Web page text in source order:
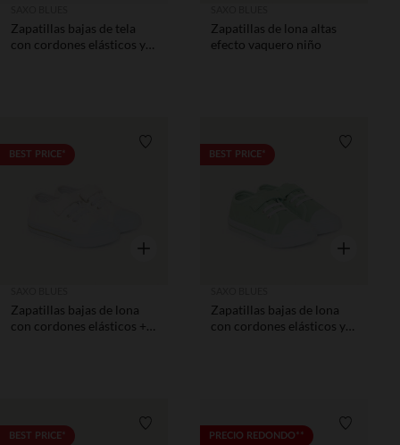
Zapatillas bajas de tela
con cordones elásticos y
Zapatillas de lona altas
efecto vaquero niño
BEST PRICE* Lista de requisitos
Vista rápida
Zapatillas bajas de lona
con cordones elásticos +
BEST PRICE*
Vista rápida
Zapatillas bajas de lona
con cordones elásticos y
BEST PRICE* Lista de requisitosPRECIO REDONDO**